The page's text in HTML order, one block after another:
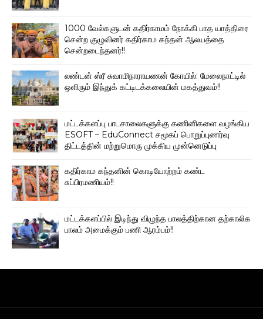
1000 வேல்களுடன் கதிர்காமம் நோக்கி பாத யாத்திரை
சென்ற குழுவினர் கதிர்காம கந்தன் ஆலயத்தை
சென்றடைந்தனர்!!
லண்டன் ஸ்ரீ சுவாமிநாராயணன் கோயில்: மேலைநாட்டில்
ஒளிரும் இந்துக் கட்டிடக்கலையின் மகத்துவம்!!
மட்டக்களப்பு பாடசாலைகளுக்கு கணினிகளை வழங்கிய
ESOFT – EduConnect சமூகப் பொறுப்புணர்வு
திட்டத்தின் மற்றுமொரு முக்கிய முன்னெடுப்பு
கதிர்காம கந்தனின் கொடியோற்றம் கண்ட
சுப்பிரமணியம்!!
மட்டக்களப்பில் இடிந்து விழுந்த பாலத்திற்கான தற்காலிக
பாலம் அமைக்கும் பணி ஆரம்பம்!!